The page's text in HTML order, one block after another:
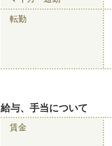
転勤
給与、手当について
賃金